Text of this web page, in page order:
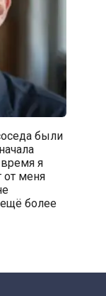
были
я
от меня
ещё более